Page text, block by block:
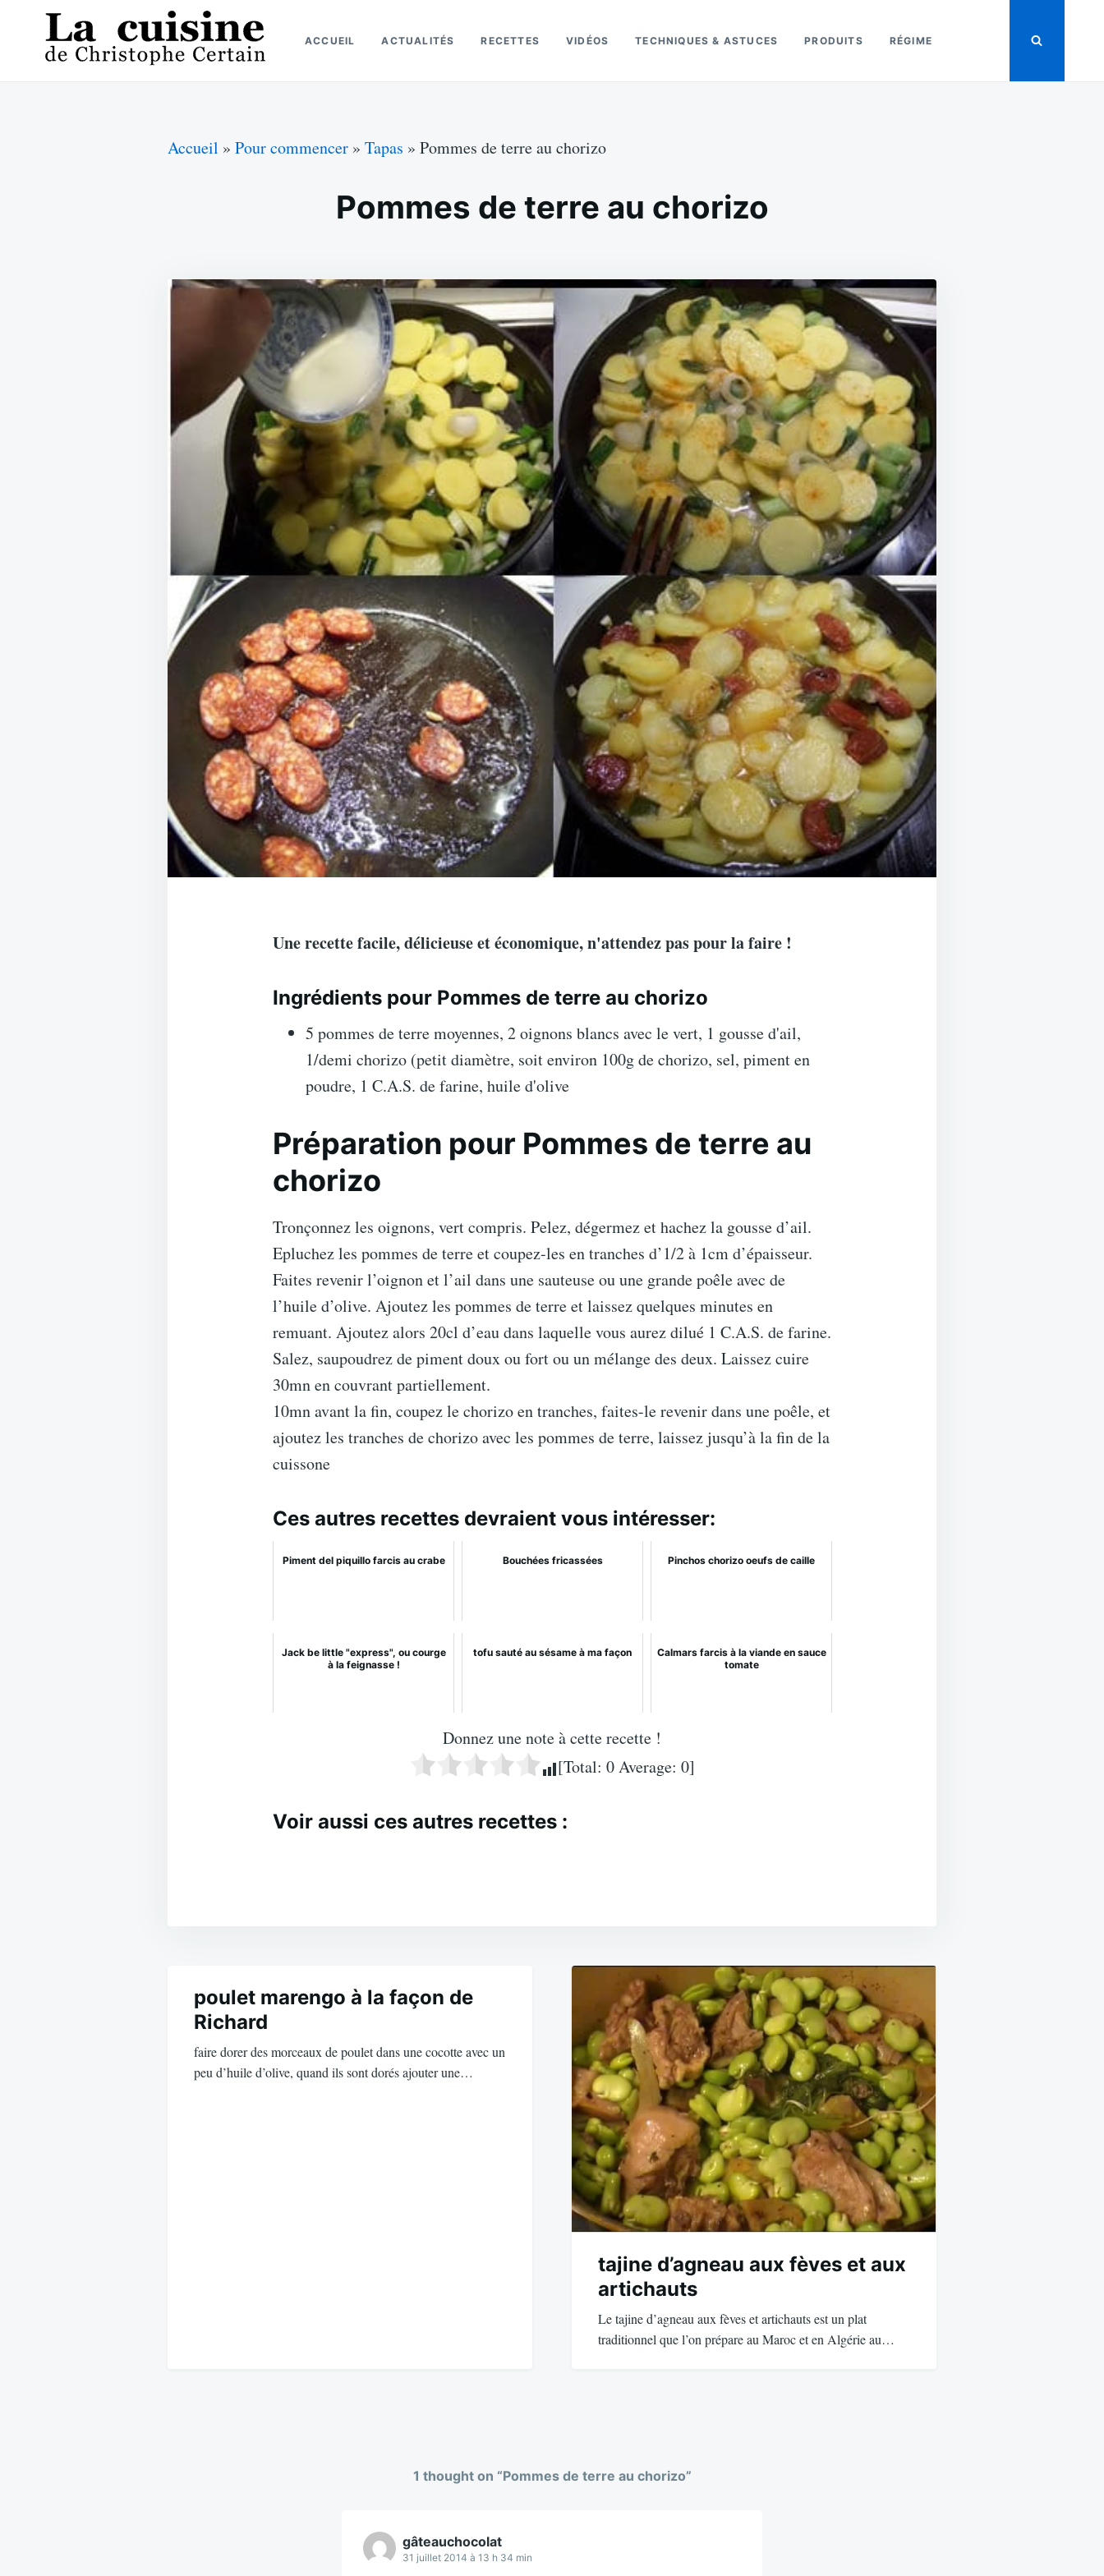
content
for:
ACCUEIL ACTUALITÉS RECETTES VIDÉOS TECHNIQUES & ASTUCES PRODUITS RÉGIME
Accueil » Pour commencer » Tapas » Pommes de terre au chorizo
Pommes de terre au chorizo
Une recette facile, délicieuse et économique, n'attendez pas pour la faire !
Ingrédients pour Pommes de terre au chorizo
5 pommes de terre moyennes, 2 oignons blancs avec le vert, 1 gousse d'ail,
1/demi chorizo (petit diamètre, soit environ 100g de chorizo, sel, piment en
poudre, 1 C.A.S. de farine, huile d'olive
Préparation pour Pommes de terre au
chorizo
Tronçonnez les oignons, vert compris. Pelez, dégermez et hachez la gousse d’ail.
Epluchez les pommes de terre et coupez-les en tranches d’1/2 à 1cm d’épaisseur.
Faites revenir l’oignon et l’ail dans une sauteuse ou une grande poêle avec de
l’huile d’olive. Ajoutez les pommes de terre et laissez quelques minutes en
remuant. Ajoutez alors 20cl d’eau dans laquelle vous aurez dilué 1 C.A.S. de farine.
Salez, saupoudrez de piment doux ou fort ou un mélange des deux. Laissez cuire
30mn en couvrant partiellement.
10mn avant la fin, coupez le chorizo en tranches, faites-le revenir dans une poêle, et
ajoutez les tranches de chorizo avec les pommes de terre, laissez jusqu’à la fin de la
cuissone
Ces autres recettes devraient vous intéresser:
Piment del piquillo farcis au crabe Bouchées fricassées Pinchos chorizo oeufs de caille
Jack be little "express", ou courge
à la feignasse !
tofu sauté au sésame à ma façon
Calmars farcis à la viande en sauce
tomate
Donnez une note à cette recette !
[Total: 0Average: 0]
Voir aussi ces autres recettes :
de
l’article
poulet marengo à la façon de
Richard
faire dorer des morceaux de poulet dans une cocotte avec un
peu d’huile d’olive, quand ils sont dorés ajouter une…
tajine d’agneau aux fèves et aux
artichauts
Le tajine d’agneau aux fèves et artichauts est un plat
traditionnel que l’on prépare au Maroc et en Algérie au…
1 thought on “Pommes de terre au chorizo”
gâteauchocolat
31 juillet 2014 à 13 h 34 min